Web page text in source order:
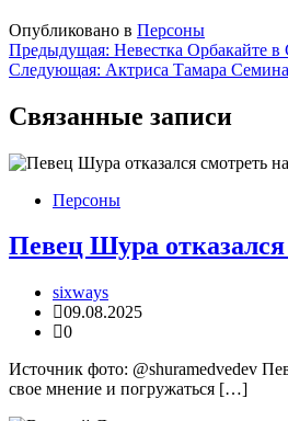
Опубликовано в Персоны
Навигация
по
записям
Предыдущая: Невестка Орбакайте
Следующая: Актриса Тамара Семина
Связанные записи
Персоны
Певец Шура
sixways
09.08.2025
0
Источник фото: @shuramedvedev
свое мнение и погружаться […]